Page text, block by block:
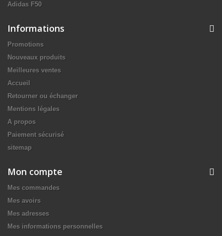
Adidas F50
Informations
Promotions
Nouveaux produits
Meilleures ventes
Accueil
Retourner ou échanger
Mentions légales
A propos
Paiement sécurisé
sitemap
Mon compte
Mes commandes
Mes avoirs
Mes adresses
Mes informations personnelles